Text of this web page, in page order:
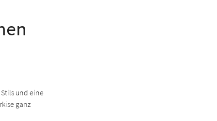
und eine
ganz